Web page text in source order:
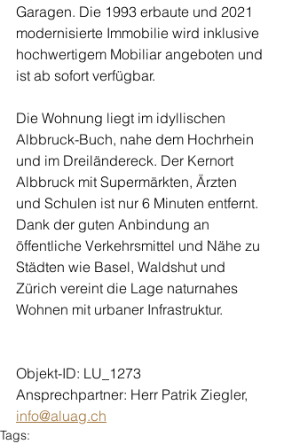
Garagen. Die 1993 erbaute und 2021
modernisierte Immobilie wird inklusive
hochwertigem Mobiliar angeboten und
ist ab sofort verfügbar.
Die Wohnung liegt im idyllischen
Albbruck-Buch, nahe dem Hochrhein
und im Dreiländereck. Der Kernort
Albbruck mit Supermärkten, Ärzten
und Schulen ist nur 6 Minuten entfernt.
Dank der guten Anbindung an
öffentliche Verkehrsmittel und Nähe zu
Städten wie Basel, Waldshut und
Zürich vereint die Lage naturnahes
Wohnen mit urbaner Infrastruktur.
Objekt-ID: LU_1273
Ansprechpartner: Herr Patrik Ziegler,
info@aluag.ch
Tags: